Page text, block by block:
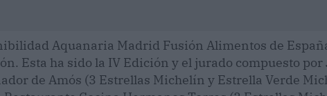
Aquanaria Madrid Fusión Alimentos de
Esta ha sido la IV Edición y el jurado compuesto por
de Amós (3 Estrellas Michelín y Estrella Verde